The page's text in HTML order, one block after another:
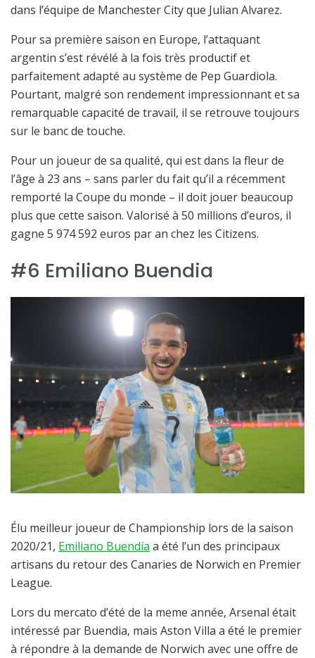
dans l’équipe de Manchester City que Julian Alvarez.
Pour sa première saison en Europe, l’attaquant
argentin s’est révélé à la fois très productif et
parfaitement adapté au système de Pep Guardiola.
Pourtant, malgré son rendement impressionnant et sa
remarquable capacité de travail, il se retrouve toujours
sur le banc de touche.
Pour un joueur de sa qualité, qui est dans la fleur de
l’âge à 23 ans – sans parler du fait qu’il a récemment
remporté la Coupe du monde – il doit jouer beaucoup
plus que cette saison. Valorisé à 50 millions d’euros, il
gagne 5 974 592 euros par an chez les Citizens.
#6 Emiliano Buendia
Élu meilleur joueur de Championship lors de la saison
2020/21, Emiliano Buendía a été l’un des principaux
artisans du retour des Canaries de Norwich en Premier
League.
Lors du mercato d’été de la meme année, Arsenal était
intéressé par Buendia, mais Aston Villa a été le premier
à répondre à la demande de Norwich avec une offre de